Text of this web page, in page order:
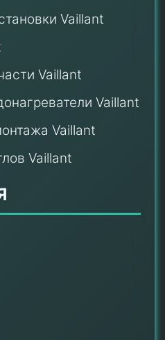
Vaillant
Vaillant
Vaillant
Vaillant
Vaillant